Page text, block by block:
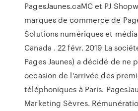
PagesJaunes.caMC et PJ
marques de commerce de
Solutions numériques et
Canada . 22 févr. 2019 La
Pages Jaunes) a décidé de ne
occasion de l'arrivée des
téléphoniques à Paris.
Marketing Sèvres.